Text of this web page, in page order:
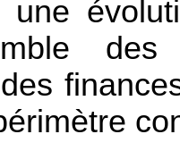
une